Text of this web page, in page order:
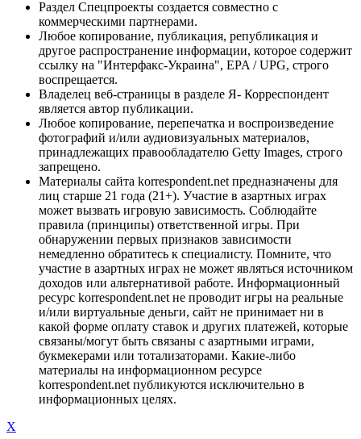
Раздел Спецпроекты создается совместно с
коммерческими партнерами.
Любое копирование, публикация, републикация и
другое распространение информации, которое содержит
ссылку на "Интерфакс-Украина", EPA / UPG, строго
воспрещается.
Владелец веб-страницы в разделе Я- Корреспондент
является автор публикации.
Любое копирование, перепечатка и воспроизведение
фотографий и/или аудиовизуальных материалов,
принадлежащих правообладателю Getty Images, строго
запрещено.
Материалы сайта korrespondent.net предназначены для
лиц старше 21 года (21+). Участие в азартных играх
может вызвать игровую зависимость. Соблюдайте
правила (принципы) ответственной игры. При
обнаружении первых признаков зависимости
немедленно обратитесь к специалисту. Помните, что
участие в азартных играх не может являться источником
доходов или альтернативой работе. Информационный
ресурс korrespondent.net не проводит игры на реальные
и/или виртуальные деньги, сайт не принимает ни в
какой форме оплату ставок и других платежей, которые
связаны/могут быть связаны с азартными играми,
букмекерами или тотализаторами. Какие-либо
материалы на информационном ресурсе
korrespondent.net публикуются исключительно в
информационных целях.
X